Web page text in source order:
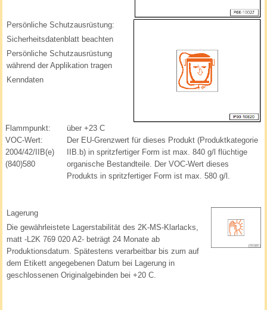
Persönliche Schutzausrüstung:
Sicherheitsdatenblatt beachten
Persönliche Schutzausrüstung
während der Applikation tragen
Kenndaten
Flammpunkt:
über +23 C
VOC-Wert:
2004/42/IIB(e)
(840)580
Der EU-Grenzwert für dieses Produkt (Produktkategorie
IIB.b) in spritzfertiger Form ist max. 840 g/l flüchtige
organische Bestandteile. Der VOC-Wert dieses
Produkts in spritzfertiger Form ist max. 580 g/l.
Lagerung
Die gewährleistete Lagerstabilität des 2K-MS-Klarlacks,
matt -L2K 769 020 A2- beträgt 24 Monate ab
Produktionsdatum. Spätestens verarbeitbar bis zum auf
dem Etikett angegebenen Datum bei Lagerung in
geschlossenen Originalgebinden bei +20 C.